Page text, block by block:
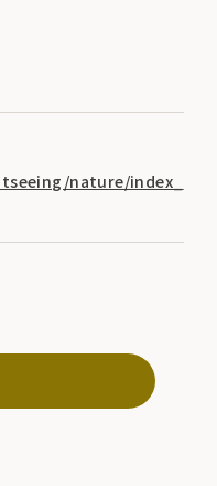
nature/index_